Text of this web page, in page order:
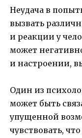
Неудача в
вызвать
и реакции у
может
и настроении,
Один из
может быть
упущенной
чувствовать,